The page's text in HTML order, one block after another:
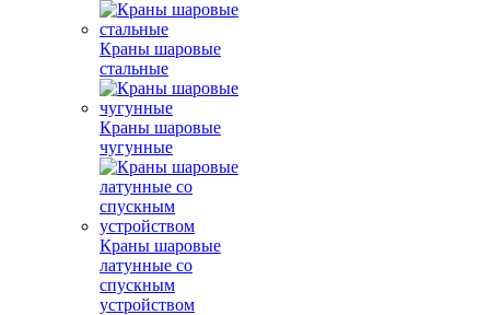
Краны шаровые
стальные
Краны шаровые
чугунные
Краны шаровые
латунные со
спускным
устройством